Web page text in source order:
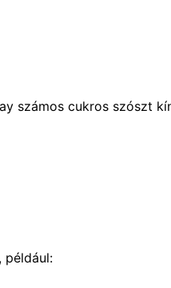
számos cukros szószt
például: